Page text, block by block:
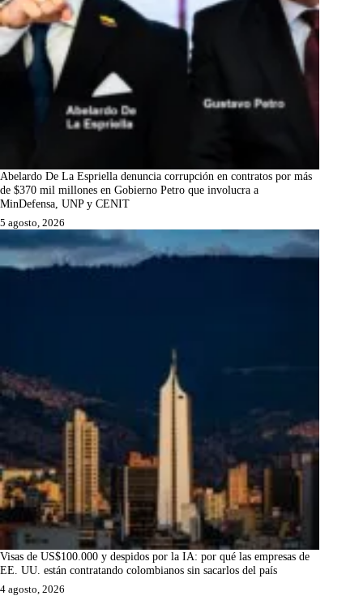
Abelardo De La Espriella denuncia corrupción en contratos por más
de $370 mil millones en Gobierno Petro que involucra a
MinDefensa, UNP y CENIT
5 agosto, 2026
Visas de US$100.000 y despidos por la IA: por qué las empresas de
EE. UU. están contratando colombianos sin sacarlos del país
4 agosto, 2026